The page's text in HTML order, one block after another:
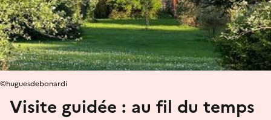
Visite guidée : au fil du temps
©huguesdebonardi